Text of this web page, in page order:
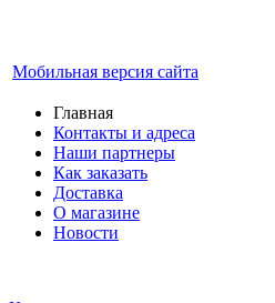
Мобильная версия сайта
Главная
Контакты и адреса
Наши партнеры
Как заказать
Доставка
О магазине
Новости